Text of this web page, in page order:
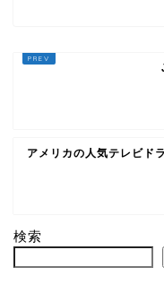
アメリカの人気テレビド
検索